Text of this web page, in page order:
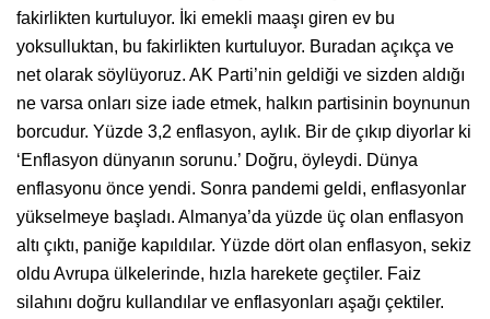
fakirlikten kurtuluyor. İki emekli maaşı giren ev bu
yoksulluktan, bu fakirlikten kurtuluyor. Buradan açıkça ve
net olarak söylüyoruz. AK Parti’nin geldiği ve sizden aldığı
ne varsa onları size iade etmek, halkın partisinin boynunun
borcudur. Yüzde 3,2 enflasyon, aylık. Bir de çıkıp diyorlar ki
‘Enflasyon dünyanın sorunu.’ Doğru, öyleydi. Dünya
enflasyonu önce yendi. Sonra pandemi geldi, enflasyonlar
yükselmeye başladı. Almanya’da yüzde üç olan enflasyon
altı çıktı, paniğe kapıldılar. Yüzde dört olan enflasyon, sekiz
oldu Avrupa ülkelerinde, hızla harekete geçtiler. Faiz
silahını doğru kullandılar ve enflasyonları aşağı çektiler.